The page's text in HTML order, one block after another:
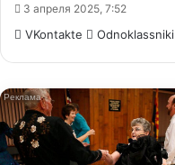
3 апреля 2025, 7:52
VKontakte Odnoklassniki